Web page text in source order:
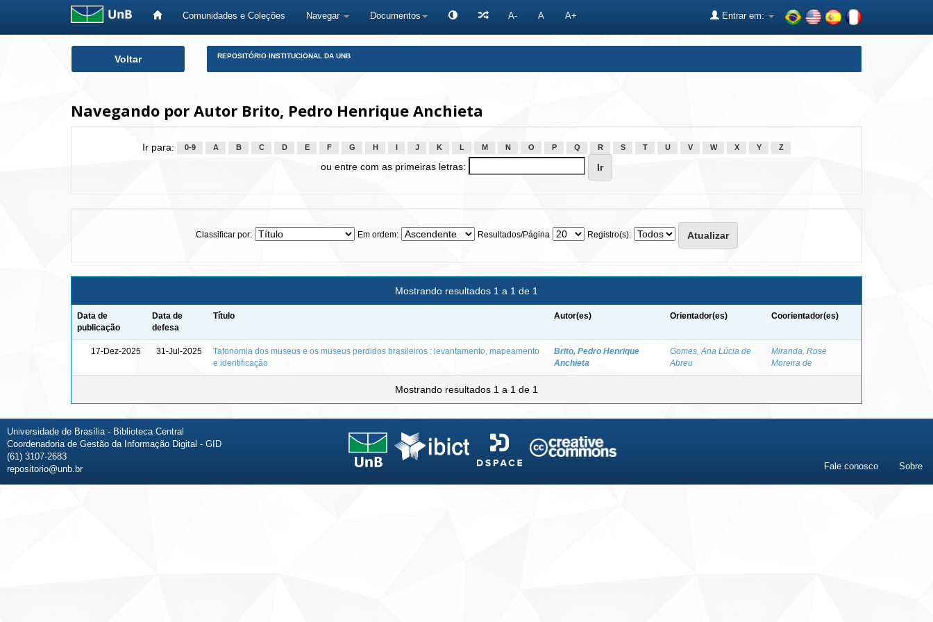
Comunidades e Coleções Navegar Documentos A- A A+ Entrar em:
Voltar REPOSITÓRIO INSTITUCIONAL DA UNB
Navegando por Autor Brito, Pedro Henrique Anchieta
Ir para: 0-9 A B C D E F G H J K L M N O P Q R S T U V W X Y Z
ou entre com as primeiras letras:
Classificar por: Em ordem: Resultados/Página Registro(s):
Mostrando resultados 1 a 1 de 1
Data de
publicação
Data de
defesa
Título Autor(es) Orientador(es) Coorientador(es)
17-Dez-2025 31-Jul-2025
Tafonomia dos museus e os museus perdidos brasileiros : levantamento, mapeamento
e identificação
Brito, Pedro Henrique
Anchieta
Gomes, Ana Lúcia de
Abreu
Miranda, Rose
Moreira de
Mostrando resultados 1 a 1 de 1
Universidade de Brasília - Biblioteca Central
Coordenadoria de Gestão da Informação Digital - GID
(61) 3107-2683
repositorio@unb.br
Fale conosco Sobre